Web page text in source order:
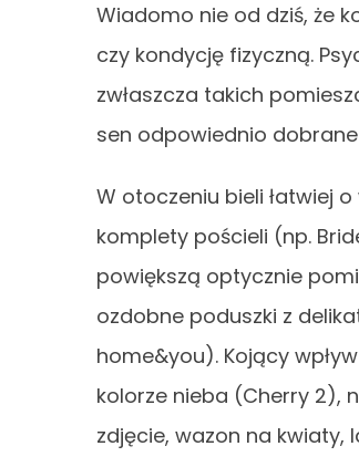
Wiadomo nie od dziś, że
czy kondycję fizyczną.
zwłaszcza takich
sen odpowiednio
W otoczeniu bieli łatwiej
komplety pościeli (np.
powiększą optycznie
ozdobne poduszki z
home&you). Kojący
kolorze nieba (Cherry 2),
zdjęcie, wazon na kwiaty,